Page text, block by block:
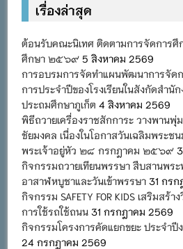
เรื่องล่าสุด
ต้อนรับคณะนิเทศ ติดตามการจัดการศึ
ศึกษา ๒๕๖๙ 5 สิงหาคม 2569
การอบรมการจัดทำแผนพัฒนาการจัด
การประจำปีของโรงเรียนในสังกัดสำนั
ประถมศึกษาภูเก็ต 4 สิงหาคม 2569
พิธีถวายเครื่องราชสักการะ วางพานพุ่
ชัยมงคล เนื่องในโอกาสวันเฉลิมพระช
พระเจ้าอยู่หัว ๒๘ กรกฎาคม ๒๕๖๙
กิจกรรมถวายเทียนพรรษา สืบสานพระ
อาสาฬหบูชาและวันเข้าพรรษา 31 กร
กิจกรรม SAFETY FOR KIDS เสริมสร้
การใช้รถใช้ถนน 31 กรกฎาคม 2569
กิจกรรมโครงการคัดแยกขยะ ประจ
24 กรกฎาคม 2569